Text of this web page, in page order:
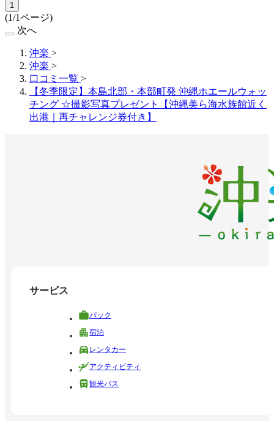
1
(1/1ページ)
次へ
沖楽 >
沖楽 >
口コミ一覧 >
【冬季限定】本島北部・本部町発 沖縄ホエールウォッ
チング ☆撮影写真プレゼント【沖縄美ら海水族館近く
出港｜再チャレンジ券付き】
サービス
パック
宿泊
レンタカー
アクティビティ
観光バス